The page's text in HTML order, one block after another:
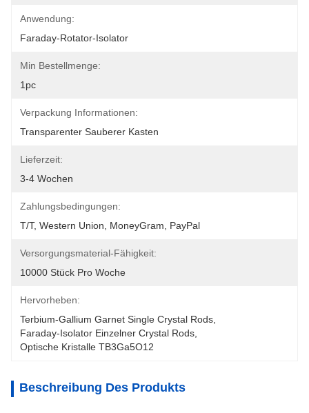
Anwendung:
Faraday-Rotator-Isolator
Min Bestellmenge:
1pc
Verpackung Informationen:
Transparenter Sauberer Kasten
Lieferzeit:
3-4 Wochen
Zahlungsbedingungen:
T/T, Western Union, MoneyGram, PayPal
Versorgungsmaterial-Fähigkeit:
10000 Stück Pro Woche
Hervorheben:
Terbium-Gallium Garnet Single Crystal Rods
Faraday-Isolator Einzelner Crystal Rods
Optische Kristalle TB3Ga5O12
Beschreibung Des Produkts